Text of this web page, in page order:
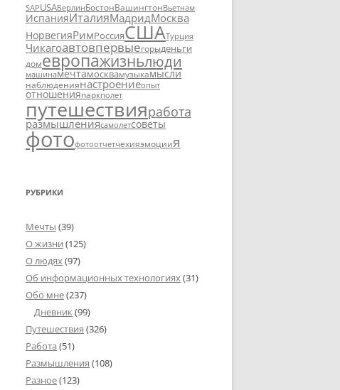
SAPUSAБерлинБостонВашингтонВьетнам
ИспанияИталияМадридМосква
НорвегияРимРоссияСШАТурция
Чикагоавтовпервыегорыденьги
домевропажизньлюди
машинамечтамосквамузыкамысли
наблюдениянастроениеопыт
отношенияпаркполет
путешествияработа
размышлениясамолетсоветы
фотофотоотчетчехияэмоциия
РУБРИКИ
Мечты (39)
О жизни (125)
О людях(97)
Об информационных технологиях(31)
Обо мне(237)
Дневник(99)
Путешествия (326)
Работа (51)
Размышления (108)
Разное(123)